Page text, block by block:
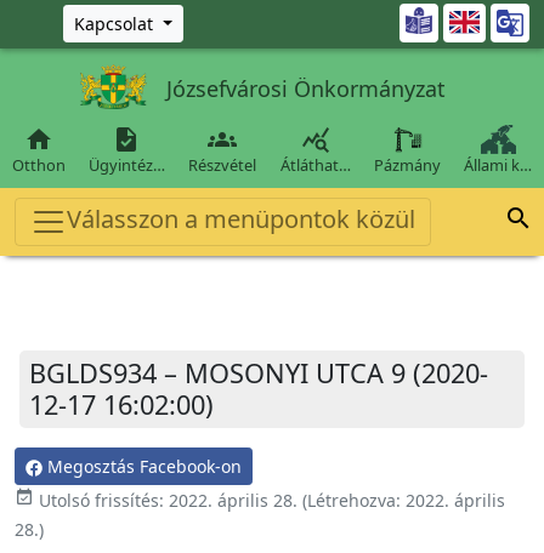
Ugrás a fő tartalomra
Kapcsolat 
Józsefvárosi Önkormányzat

Otthon

Ügyintéz…

Részvétel

Átláthat… Pázmány Állami k…
Válasszon a menüpontok közül 
BGLDS934 – MOSONYI UTCA 9 (2020-
12-17 16:02:00)
Megosztás Facebook-on
event_available Utolsó frissítés: 2022. április 28. (Létrehozva: 2022. április
28.)